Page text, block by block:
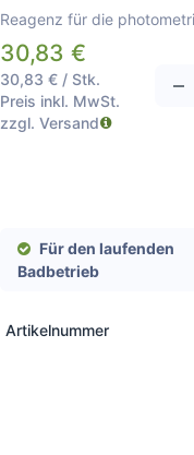
Reagenz für die
30,83 €
30,83 € / Stk.
Preis inkl. MwSt.
zzgl. Versand
Für den laufenden
Badbetrieb
Artikelnummer